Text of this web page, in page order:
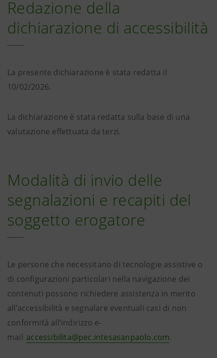
Redazione della
dichiarazione di accessibilità
La presente dichiarazione è stata redatta il
10/02/2026.
La dichiarazione è stata redatta sulla base di una
valutazione effettuata da terzi.
Modalità di invio delle
segnalazioni e recapiti del
soggetto erogatore
Le persone che necessitano di tecnologie assistive o
di configurazioni particolari nella navigazione dei
contenuti possono richiedere assistenza in merito
all’accessibilità e segnalare eventuali casi di non
conformità all’indirizzo e-
mail accessibilita@pec.intesasanpaolo.com.